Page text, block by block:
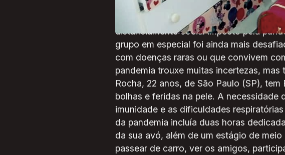
A sensação de superação está entre
distanciamento social imposto pela
grupo em especial foi ainda mais
com doenças raras ou que convivem
pandemia trouxe muitas incertezas,
Rocha, 22 anos, de São Paulo (SP),
bolhas e feridas na pele. A necessidade
imunidade e as dificuldades
da pandemia incluía duas horas
da sua avó, além de um estágio de
passear de carro, ver os amigos,